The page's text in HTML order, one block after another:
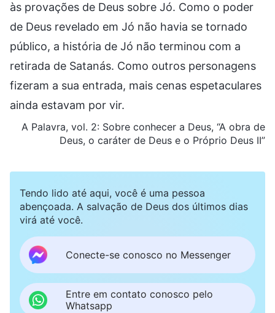
às provações de Deus sobre Jó. Como o poder
de Deus revelado em Jó não havia se tornado
público, a história de Jó não terminou com a
retirada de Satanás. Como outros personagens
fizeram a sua entrada, mais cenas espetaculares
ainda estavam por vir.
A Palavra, vol. 2: Sobre conhecer a Deus, “A obra de
Deus, o caráter de Deus e o Próprio Deus II”
Tendo lido até aqui, você é uma pessoa
abençoada. A salvação de Deus dos últimos dias
virá até você.
Conecte-se conosco no Messenger
Entre em contato conosco pelo
Whatsapp